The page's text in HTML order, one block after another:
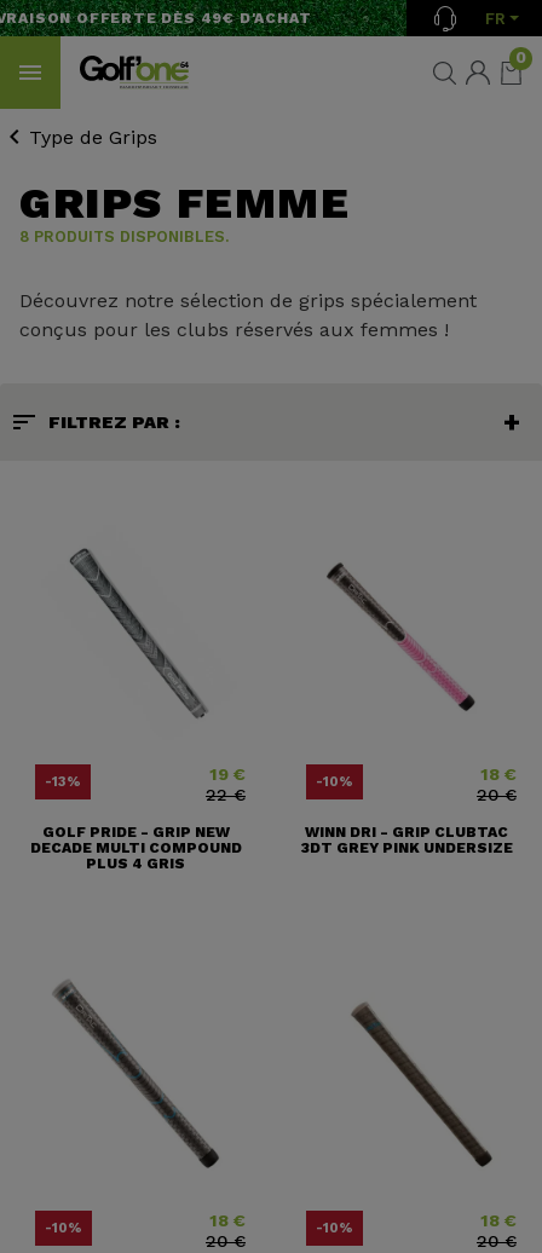
OFFERTE DÈS 49€ D'ACHAT FR
0
Type de Grips
GRIPS FEMME
8 PRODUITS DISPONIBLES.
Découvrez notre sélection de grips spécialement
conçus pour les clubs réservés aux femmes !
sort FILTREZ PAR :
-13% 19 €
Prix ​​habituel
22 €
GOLF PRIDE - GRIP NEW
DECADE MULTI COMPOUND
PLUS 4 GRIS
-10% 18 €
Prix
20 €
WINN DRI - GRIP CLUBTAC
3DT GREY PINK UNDERSIZE
-10% 18 €
Prix ​​habituel
20 €
-10% 18 €
Prix
20 €